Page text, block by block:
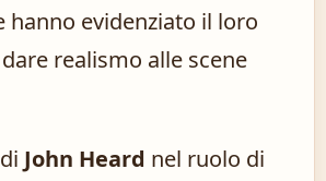
hanno evidenziato il loro
realismo alle scene
John Heard nel ruolo di